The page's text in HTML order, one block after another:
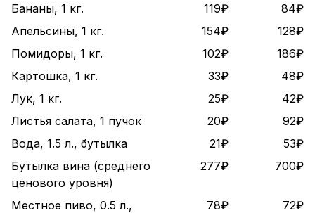
Бананы, 1 кг.
119₽
84₽
Апельсины, 1 кг.
154₽
128₽
Помидоры, 1 кг.
102₽
186₽
Картошка, 1 кг.
33₽
48₽
Лук, 1 кг.
25₽
42₽
Листья салата, 1 пучок
20₽
92₽
Вода, 1.5 л., бутылка
21₽
53₽
Бутылка вина (среднего
ценового уровня)
277₽ 700₽
Местное пиво, 0.5 л.,
78₽ 72₽